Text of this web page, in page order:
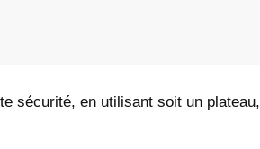
sécurité, en utilisant soit un plateau,